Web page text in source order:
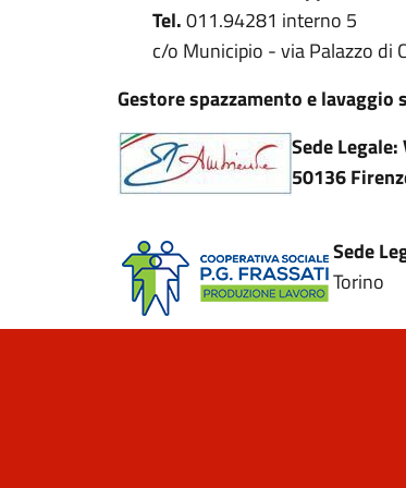
Tel.011.94281 interno 5
c/o Municipio - via Palazzo di
Gestore spazzamento e lavaggio
Sede Legale:
50136
Sede
Torino